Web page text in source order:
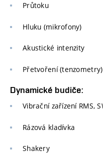
Průtoku
Hluku (mikrofony)
Akustické intenzity
Přetvoření (tenzometry)
Dynamické budiče:
Vibrační zařízení RMS,
Rázová kladívka
Shakery